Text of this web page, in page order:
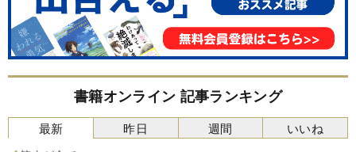
書籍オンライン 記事ランキング
最新 昨日 週間 いいね